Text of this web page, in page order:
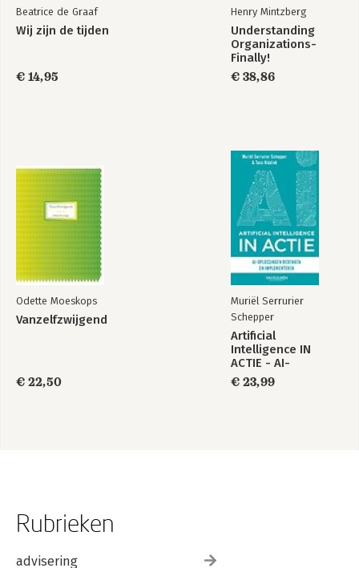
Beatrice de Graaf
Wij zijn de tijden
€ 14,95
Henry Mintzberg
Understanding
Organizations-
Finally!
€ 38,86
Odette Moeskops
Vanzelfzwijgend
€ 22,50
Muriël Serrurier
Schepper
Artificial
Intelligence IN
ACTIE - AI-
oplossingen
bedenken en
€ 23,99
Rubrieken
advisering